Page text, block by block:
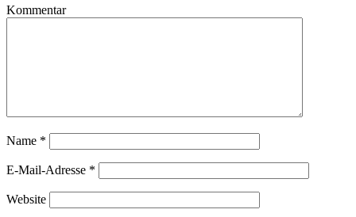
Kommentar
Name *
E-Mail-Adresse *
Website